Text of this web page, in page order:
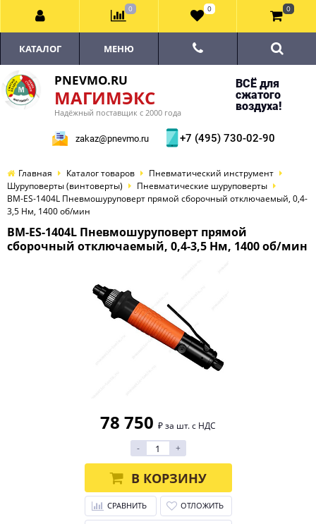
PNEVMO.RU
МАГИМЭКС
Надёжный поставщик с 2000 года
ВСЁ для
сжатого
воздуха!
zakaz@pnevmo.ru +7 (495) 730-02-90
КАТАЛОГ МЕНЮ
Главная Каталог товаров
Пневматический инструмент
Шуруповерты (винтоверты)
Пневматические шуруповерты
BM-ES-1404L Пневмошуруповерт прямой сборочный отключаемый, 0,4-
3,5 Нм, 1400 об/мин
BM-ES-1404L Пневмошуруповерт прямой
сборочный отключаемый, 0,4-3,5 Нм, 1400 об/мин
78 750 ₽ за шт. с НДС
-
+
В КОРЗИНУ
СРАВНИТЬ ОТЛОЖИТЬ
0 0 0